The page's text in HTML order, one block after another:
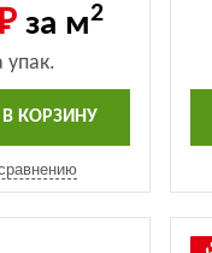
за м2
упак.
КОРЗИНУ